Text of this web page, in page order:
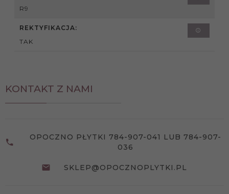
R9
REKTYFIKACJA:
TAK
KONTAKT Z NAMI
OPOCZNO PŁYTKI 784-907-041 LUB 784-907-
036
SKLEP@OPOCZNOPLYTKI.PL